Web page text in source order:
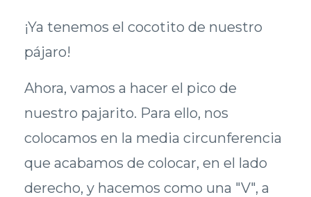
¡Ya tenemos el cocotito de nuestro
pájaro!
Ahora, vamos a hacer el pico de
nuestro pajarito. Para ello, nos
colocamos en la media circunferencia
que acabamos de colocar, en el lado
derecho, y hacemos como una "V", a